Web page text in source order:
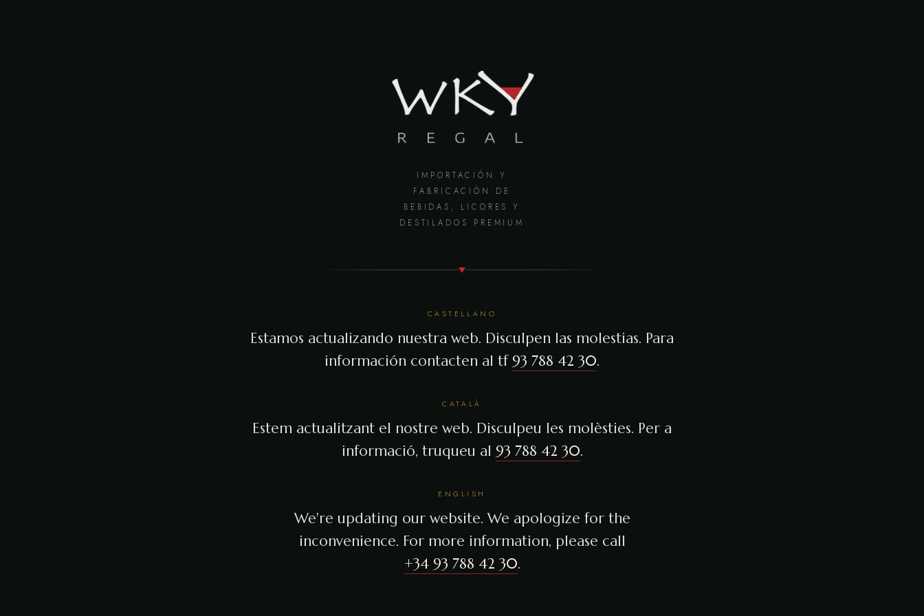
IMPORTACIÓN Y
FABRICACIÓN DE
BEBIDAS, LICORES Y
DESTILADOS PREMIUM
CASTELLANO
Estamos actualizando nuestra web. Disculpen las molestias. Para
información contacten al tf 93 788 42 30.
CATALÀ
Estem actualitzant el nostre web. Disculpeu les molèsties. Per a
informació, truqueu al 93 788 42 30.
ENGLISH
We're updating our website. We apologize for the
inconvenience. For more information, please call
+34 93 788 42 30.